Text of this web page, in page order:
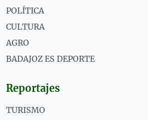
POLÍTICA
CULTURA
AGRO
BADAJOZ ES DEPORTE
Reportajes
TURISMO